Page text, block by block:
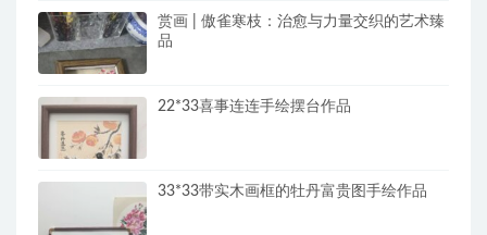
赏画 | 傲雀寒枝：治愈与力量交织的艺术臻
品
22*33喜事连连手绘摆台作品
33*33带实木画框的牡丹富贵图手绘作品